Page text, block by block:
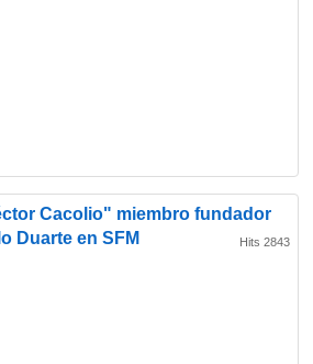
Cacolio" miembro fundador
Duarte en SFM
Hits 2843